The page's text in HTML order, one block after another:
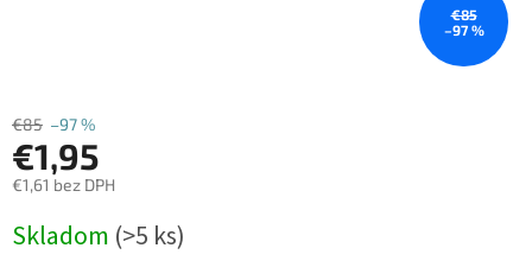
€85
–97 %
€85 –97 %
€1,95
€1,61 bez DPH
cena:
Skladom (>5 ks)